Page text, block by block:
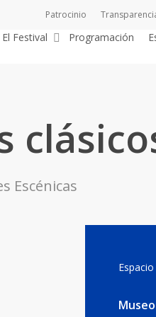
Patrocinio
El Festival Programación
Escénicas
Espacio